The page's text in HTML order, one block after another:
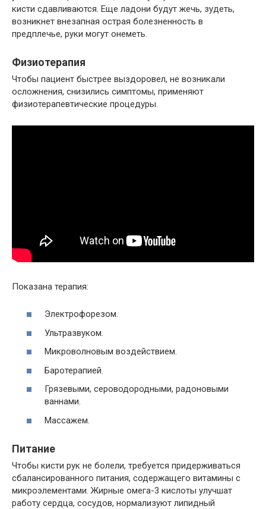
кисти сдавливаются. Еще ладони будут жечь, зудеть,
возникнет внезапная острая болезненность в
предплечье, руки могут онеметь.
Физиотерапия
Чтобы пациент быстрее выздоровел, не возникали
осложнения, снизились симптомы, применяют
физиотерапевтические процедуры.
Показана терапия:
Электрофорезом.
Ультразвуком.
Микроволновым воздействием.
Баротерапией.
Грязевыми, сероводородными, радоновыми
ваннами.
Массажем.
Питание
Чтобы кисти рук не болели, требуется придерживаться
сбалансированного питания, содержащего витамины с
микроэлементами. Жирные омега-3 кислоты улучшат
работу сердца, сосудов, нормализуют липидный